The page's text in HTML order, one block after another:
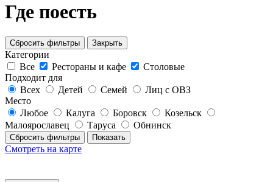
Где поесть
Сбросить фильтры Закрыть
Категории
Все
Рестораны и кафе
Столовые
Подходит для
Всех
Детей Семей
Лиц с ОВЗ
Место
Любое
Калуга Боровск
Козельск
Малоярославец
Таруса Обнинск
Сбросить фильтры Показать
Смотреть на карте